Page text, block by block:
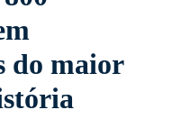
do maior